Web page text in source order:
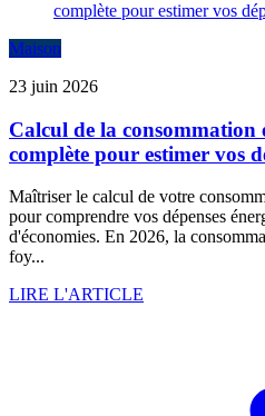
Maison
23 juin 2026
Calcul de la consommation
complète pour estimer vos
Maîtriser le calcul de votre
pour comprendre vos dépenses
d'économies. En 2026, la
foy...
LIRE L'ARTICLE